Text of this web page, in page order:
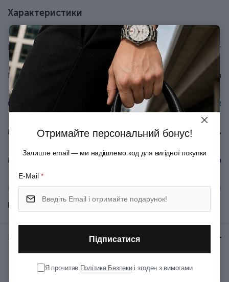
Упаковка - блістер.
Характеристики
Бренд Parker
Країна походження Франція
Серія JOTTER
Матеріал корпуса Пластик + Неіржавна сталь
Матеріал оздоблення Хромування
Механізм Натискний
Колір оздоблення Сріблястий
Показати всі
Відгуки:
Рекомендуємо купити разом
Отримайте персональний бонус!
Залиште email — ми надішлемо код для вигідної покупки
E-Mail *
Підписатися
Я прочитав Політика Безпекиі згоден з вимогами